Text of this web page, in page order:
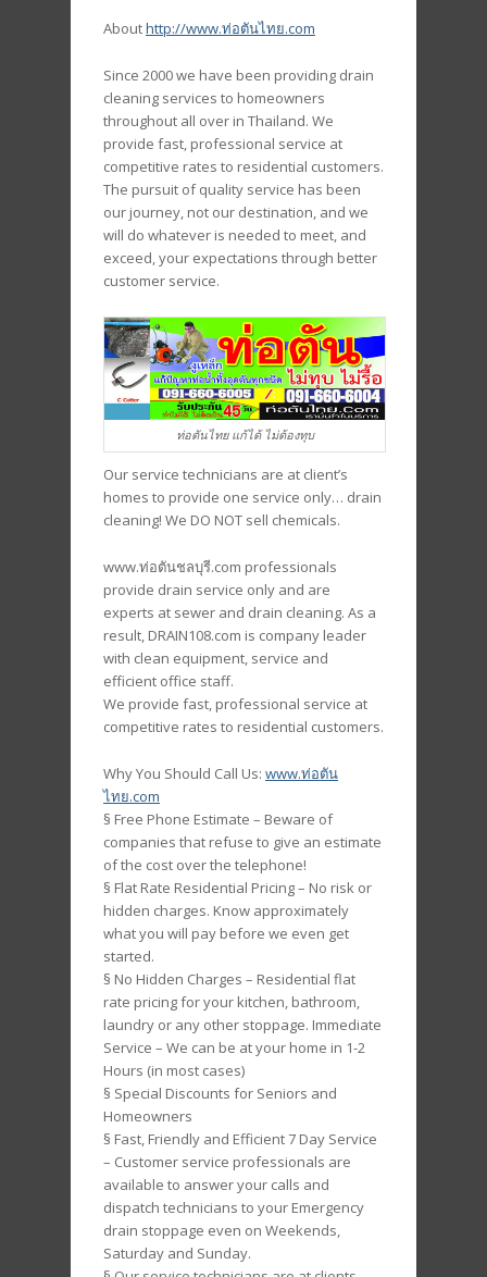
Abouthttp://www.ท่อตันไทย.com
Since 2000 we have been providing drain
cleaning services to homeowners
throughout all over in Thailand. We
provide fast, professional service at
competitive rates to residential customers.
The pursuit of quality service has been
our journey, not our destination, and we
will do whatever is needed to meet, and
exceed, your expectations through better
customer service.
ท่อตันไทย แก้ได้ ไม่ต้องทุบ
Our service technicians are at client’s
homes to provide one service only… drain
cleaning! We DO NOT sell chemicals.
www.ท่อตันชลบุรี.com professionals
provide drain service only and are
experts at sewer and drain cleaning. As a
result, DRAIN108.com is company leader
with clean equipment, service and
efficient office staff.
We provide fast, professional service at
competitive rates to residential customers.
Why You Should Call Us: www.ท่อตัน
ไทย.com
§ Free Phone Estimate – Beware of
companies that refuse to give an estimate
of the cost over the telephone!
§ Flat Rate Residential Pricing – No risk or
hidden charges. Know approximately
what you will pay before we even get
started.
§ No Hidden Charges – Residential flat
rate pricing for your kitchen, bathroom,
laundry or any other stoppage. Immediate
Service – We can be at your home in 1-2
Hours (in most cases)
§ Special Discounts for Seniors and
Homeowners
§ Fast, Friendly and Efficient 7 Day Service
– Customer service professionals are
available to answer your calls and
dispatch technicians to your Emergency
drain stoppage even on Weekends,
Saturday and Sunday.